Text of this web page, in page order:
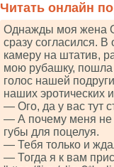
Читать онлайн
Однажды моя жена
сразу согласился.
камеру на штатив,
мою рубашку,
голос нашей
наших эротических
— Ого, да у вас тут
— А почему меня не
губы для поцелуя.
— Тебя только и
— Тогда я к вам